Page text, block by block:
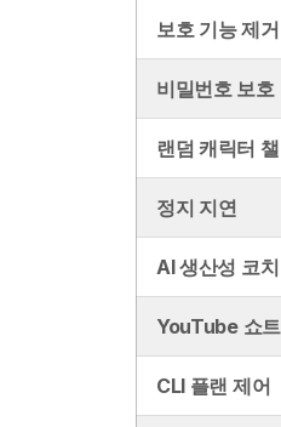
보호 기능 제거
비밀번호 보호
랜덤 캐릭터
정지 지연
AI 생산성 코치
YouTube 쇼
CLI 플랜 제어